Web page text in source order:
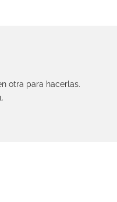
otra para hacerlas.